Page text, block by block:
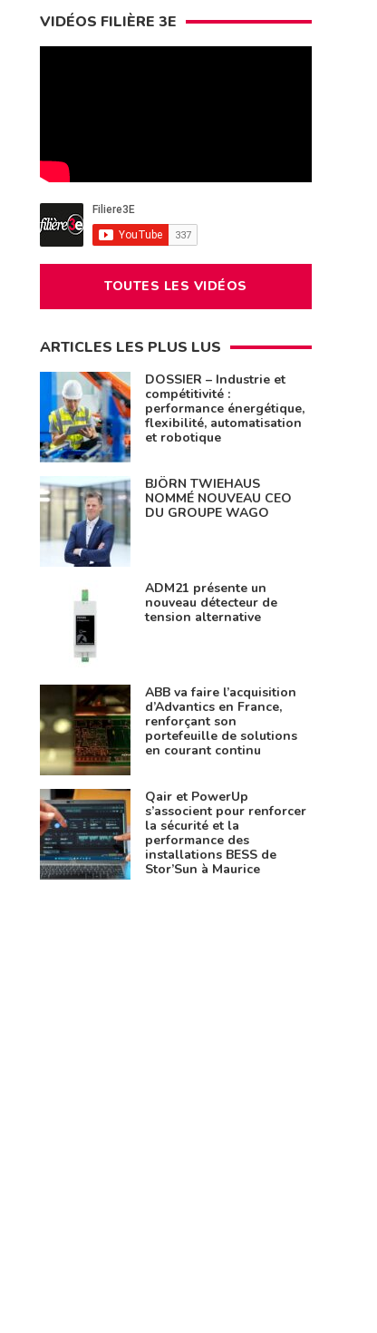
VIDÉOS FILIÈRE 3E
TOUTES LES VIDÉOS
ARTICLES LES PLUS LUS
DOSSIER – Industrie et
compétitivité :
performance énergétique,
flexibilité, automatisation
et robotique
BJÖRN TWIEHAUS
NOMMÉ NOUVEAU CEO
DU GROUPE WAGO
ADM21 présente un
nouveau détecteur de
tension alternative
ABB va faire l’acquisition
d’Advantics en France,
renforçant son
portefeuille de solutions
en courant continu
Qair et PowerUp
s’associent pour renforcer
la sécurité et la
performance des
installations BESS de
Stor’Sun à Maurice